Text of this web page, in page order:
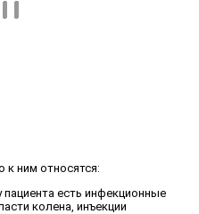
к ним относятся:
пациента есть инфекционные
колена, инъекции